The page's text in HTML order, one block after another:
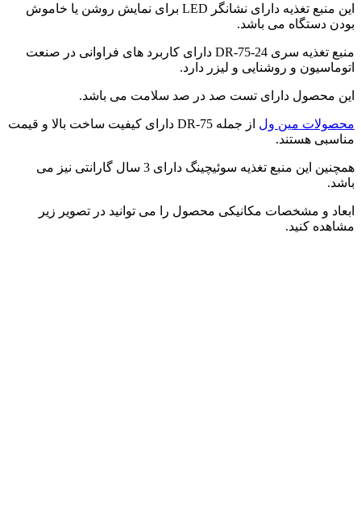
این منبع تغذیه دارای نشانگر LED برای نمایش روشن یا خاموش
بودن دستگاه می باشد.
منبع تغذیه سری DR-75-24 دارای کاربرد های فراوانی در صنعت
اتوماسیون و روشنایی و لیزر دارد.
این محصول دارای تست صد در صد سلامت می باشد.
محصولات مین ول
از جمله DR-75 دارای کیفیت ساخت بالا و قیمت
مناسبی هستند.
همچنین این منبع تغذیه سوئیچینگ دارای 3 سال گارانتی نیز می
باشد.
ابعاد و مشخصات مکانیکی محصول را می توانید در تصویر زیر
مشاهده کنید.